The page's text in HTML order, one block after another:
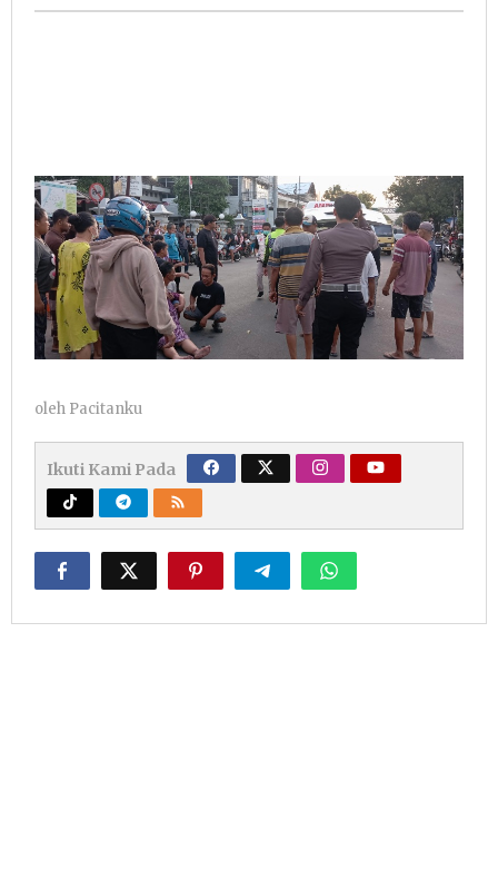
oleh Pacitanku
Ikuti Kami Pada